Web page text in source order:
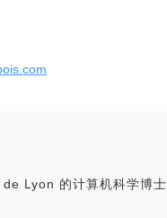
Lyon 的计算机科学博士